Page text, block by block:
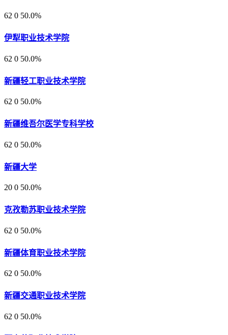
62 0 50.0%
伊犁职业技术学院
62 0 50.0%
新疆轻工职业技术学院
62 0 50.0%
新疆维吾尔医学专科学校
62 0 50.0%
新疆大学
20 0 50.0%
克孜勒苏职业技术学院
62 0 50.0%
新疆体育职业技术学院
62 0 50.0%
新疆交通职业技术学院
62 0 50.0%